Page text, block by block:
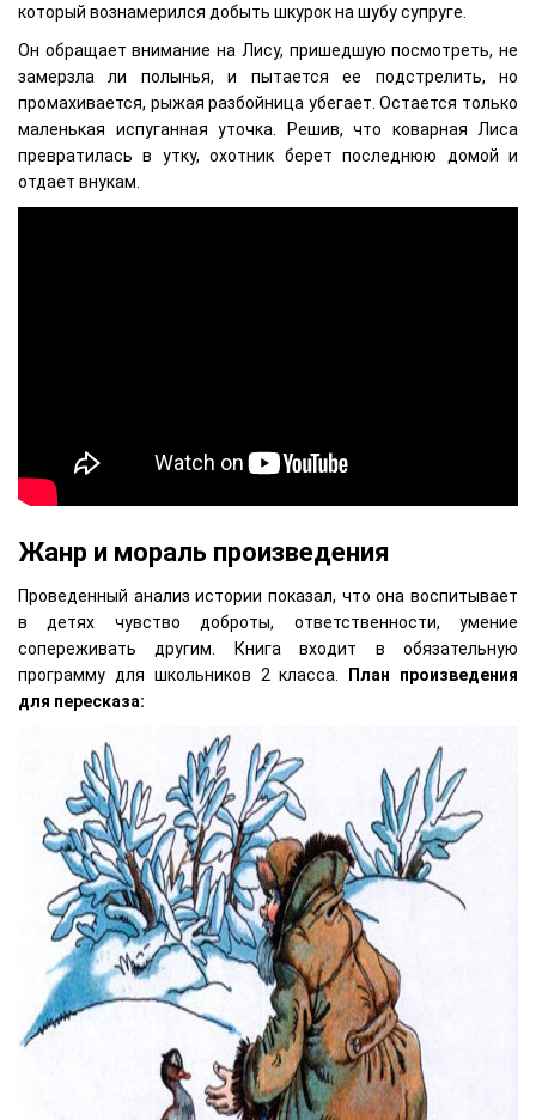
который вознамерился добыть шкурок на шубу супруге.
Он обращает внимание на Лису, пришедшую посмотреть, не
замерзла ли полынья, и пытается ее подстрелить, но
промахивается, рыжая разбойница убегает. Остается только
маленькая испуганная уточка. Решив, что коварная Лиса
превратилась в утку, охотник берет последнюю домой и
отдает внукам.
Жанр и мораль произведения
Проведенный анализ истории показал, что она воспитывает
в детях чувство доброты, ответственности, умение
сопереживать другим. Книга входит в обязательную
программу для школьников 2 класса.
План произведения
для пересказа: